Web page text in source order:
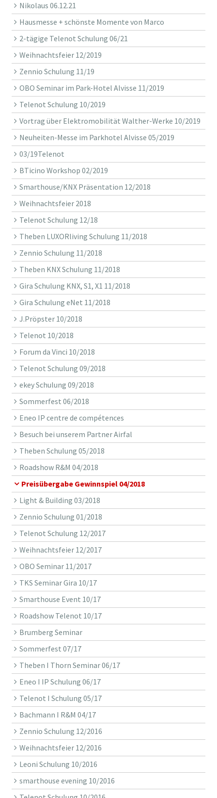
Nikolaus 06.12.21
Hausmesse + schönste Momente von Marco
2-tägige Telenot Schulung 06/21
Weihnachtsfeier 12/2019
Zennio Schulung 11/19
OBO Seminar im Park-Hotel Alvisse 11/2019
Telenot Schulung 10/2019
Vortrag über Elektromobilität Walther-Werke 10/2019
Neuheiten-Messe im Parkhotel Alvisse 05/2019
03/19Telenot
BTicino Workshop 02/2019
Smarthouse/KNX Präsentation 12/2018
Weihnachtsfeier 2018
Telenot Schulung 12/18
Theben LUXORliving Schulung 11/2018
Zennio Schulung 11/2018
Theben KNX Schulung 11/2018
Gira Schulung KNX, S1, X1 11/2018
Gira Schulung eNet 11/2018
J.Pröpster 10/2018
Telenot 10/2018
Forum da Vinci 10/2018
Telenot Schulung 09/2018
ekey Schulung 09/2018
Sommerfest 06/2018
Eneo IP centre de compétences
Besuch bei unserem Partner Airfal
Theben Schulung 05/2018
Roadshow R&M 04/2018
Preisübergabe Gewinnspiel 04/2018
Light & Building 03/2018
Zennio Schulung 01/2018
Telenot Schulung 12/2017
Weihnachtsfeier 12/2017
OBO Seminar 11/2017
TKS Seminar Gira 10/17
Smarthouse Event 10/17
Roadshow Telenot 10/17
Brumberg Seminar
Sommerfest 07/17
Theben I Thorn Seminar 06/17
Eneo I IP Schulung 06/17
Telenot I Schulung 05/17
Bachmann I R&M 04/17
Zennio Schulung 12/2016
Weihnachtsfeier 12/2016
Leoni Schulung 10/2016
smarthouse evening 10/2016